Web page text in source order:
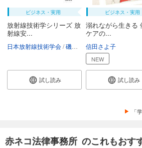
ビジネス・実用
放射線技術学シリーズ 放
射線安...
日本放射線技術学会 磯辺智範 清水秀雄
試し読み
ビジネス・実用
溺れながら生きる
ケアの...
信田さよ子
NEW
試し読み
「
赤ネコ法律事務所 のこれもおす